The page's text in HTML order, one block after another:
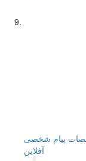
پیام شخصی
آفلاين